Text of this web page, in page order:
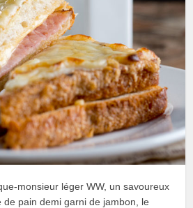
monsieur léger WW, un savoureux
de pain demi garni de jambon, le